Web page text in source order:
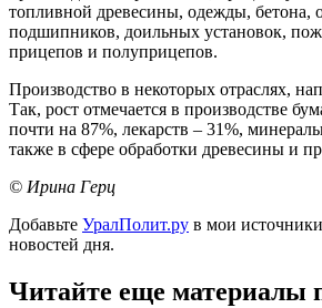
топливной древесины, одежды, бетона,
подшипников, доильных установок,
прицепов и полуприцепов.
Производство в некоторых отраслях,
Так, рост отмечается в производстве
почти на 87%, лекарств – 31%,
также в сфере обработки древесины и
© Ирина Герц
Добавьте УралПолит.ру в мои
новостей дня.
Читайте еще материалы